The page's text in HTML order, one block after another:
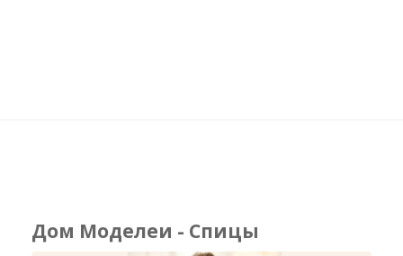
Дом Моделеи - Спицы